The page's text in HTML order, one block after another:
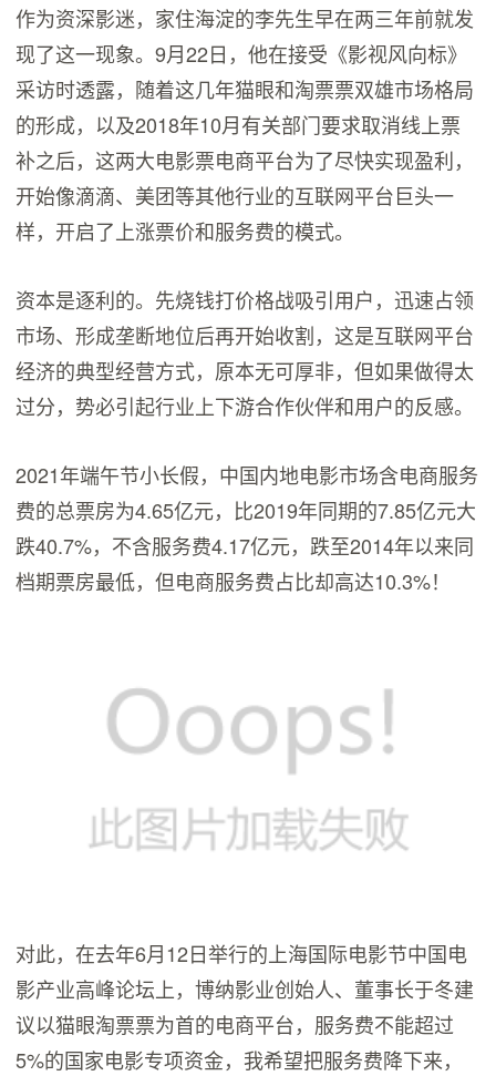
作为资深影迷，家住海淀的李先生早在两三年前就发
现了这一现象。9月22日，他在接受《影视风向标》
采访时透露，随着这几年猫眼和淘票票双雄市场格局
的形成，以及2018年10月有关部门要求取消线上票
补之后，这两大电影票电商平台为了尽快实现盈利，
开始像滴滴、美团等其他行业的互联网平台巨头一
样，开启了上涨票价和服务费的模式。
资本是逐利的。先烧钱打价格战吸引用户，迅速占领
市场、形成垄断地位后再开始收割，这是互联网平台
经济的典型经营方式，原本无可厚非，但如果做得太
过分，势必引起行业上下游合作伙伴和用户的反感。
2021年端午节小长假，中国内地电影市场含电商服务
费的总票房为4.65亿元，比2019年同期的7.85亿元大
跌40.7%，不含服务费4.17亿元，跌至2014年以来同
档期票房最低，但电商服务费占比却高达10.3%！
对此，在去年6月12日举行的上海国际电影节中国电
影产业高峰论坛上，博纳影业创始人、董事长于冬建
议以猫眼淘票票为首的电商平台，服务费不能超过
5%的国家电影专项资金，我希望把服务费降下来，